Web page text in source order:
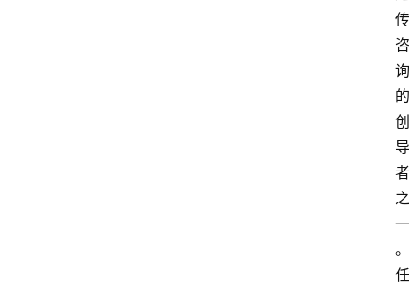
传
咨
询
的
创
导
者
之
一
。
任